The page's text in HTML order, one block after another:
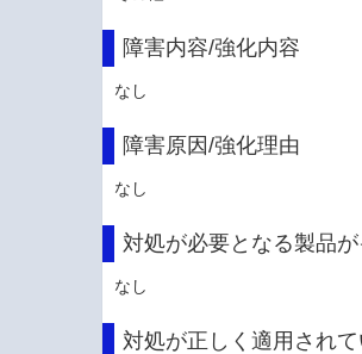
障害内容/強化内容
なし
障害原因/強化理由
なし
対処が必要となる製品
なし
対処が正しく適用され